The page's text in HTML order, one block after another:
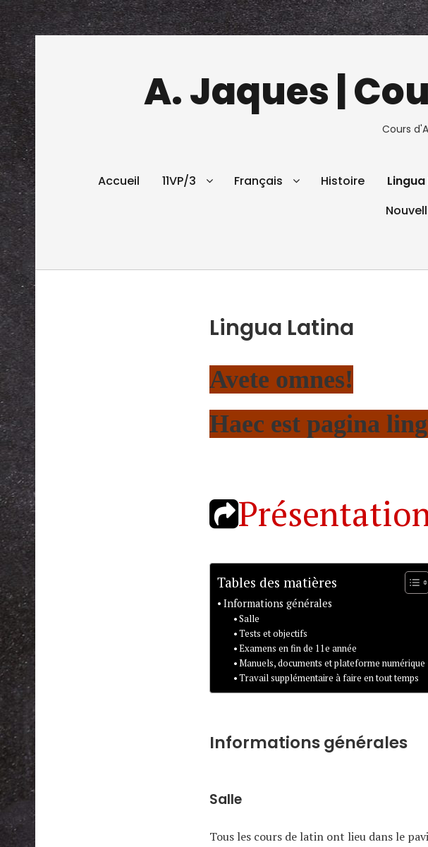
A. Jaques |
Cours
Accueil 11VP/3 Français Histoire
Lingua Latina
Avete omnes!
Haec est pagina
Tables des matières
Informations générales
Salle
Tests et objectifs
Examens en fin de 11e année
Manuels, documents et plateforme numérique
Travail supplémentaire à faire en tout temps
Informations générales
Salle
Tous les cours de latin ont lieu dans le